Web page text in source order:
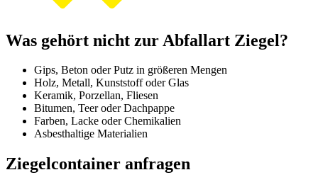
Was gehört nicht zur Abfallart Ziegel?
Gips, Beton oder Putz in größeren Mengen
Holz, Metall, Kunststoff oder Glas
Keramik, Porzellan, Fliesen
Bitumen, Teer oder Dachpappe
Farben, Lacke oder Chemikalien
Asbesthaltige Materialien
Ziegelcontainer anfragen